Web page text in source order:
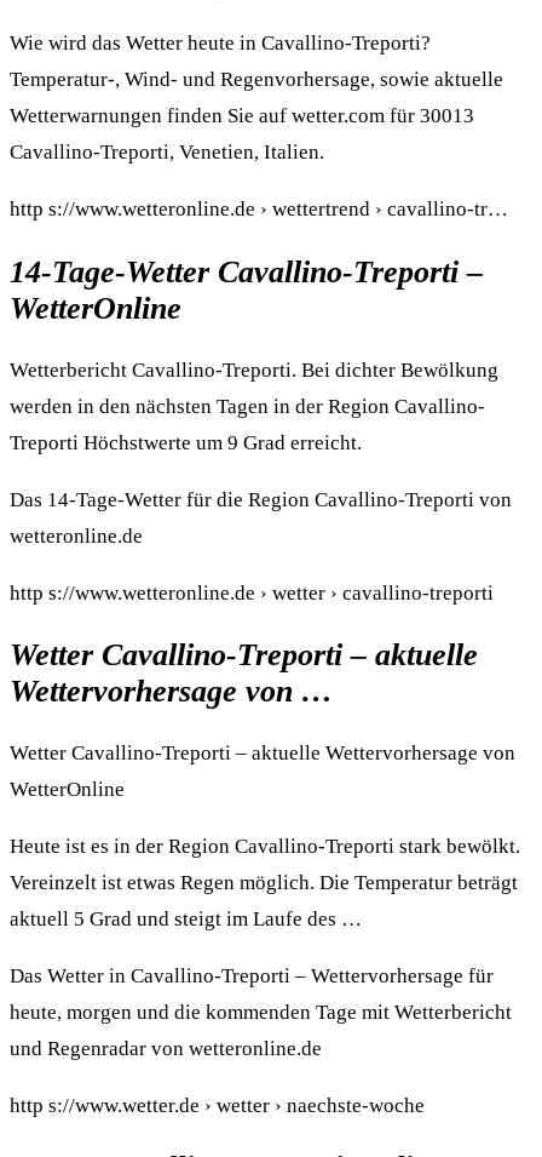
Wie wird das Wetter heute in Cavallino-Treporti?
Temperatur-, Wind- und Regenvorhersage, sowie aktuelle
Wetterwarnungen finden Sie auf wetter.com für 30013
Cavallino-Treporti, Venetien, Italien.
http s://www.wetteronline.de › wettertrend › cavallino-tr…
14-Tage-Wetter Cavallino-Treporti –
WetterOnline
Wetterbericht Cavallino-Treporti. Bei dichter Bewölkung
werden in den nächsten Tagen in der Region Cavallino-
Treporti Höchstwerte um 9 Grad erreicht.
Das 14-Tage-Wetter für die Region Cavallino-Treporti von
wetteronline.de
http s://www.wetteronline.de › wetter › cavallino-treporti
Wetter Cavallino-Treporti – aktuelle
Wettervorhersage von …
Wetter Cavallino-Treporti – aktuelle Wettervorhersage von
WetterOnline
Heute ist es in der Region Cavallino-Treporti stark bewölkt.
Vereinzelt ist etwas Regen möglich. Die Temperatur beträgt
aktuell 5 Grad und steigt im Laufe des …
Das Wetter in Cavallino-Treporti – Wettervorhersage für
heute, morgen und die kommenden Tage mit Wetterbericht
und Regenradar von wetteronline.de
http s://www.wetter.de › wetter › naechste-woche